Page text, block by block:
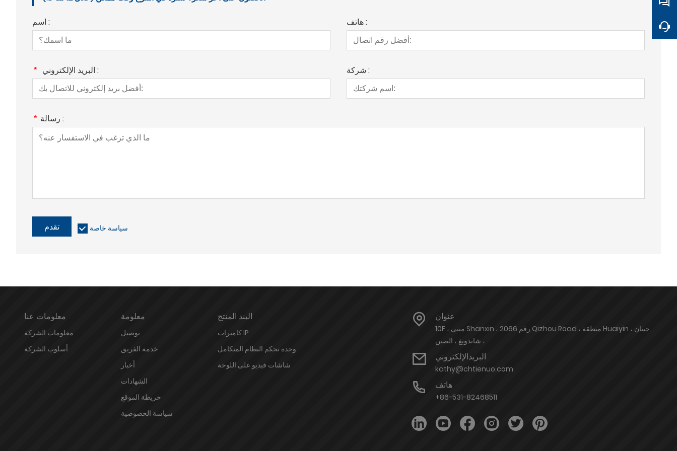
اسم : هاتف :
* البريد الإلكتروني : شركة :
* رسالة :
تقدم سياسة خاصة
معلومات عنا
معلومات الشركة
أسلوب الشركة
معلومة
توصيل
خدمة الفريق
أخبار
الشهادات
خريطة الموقع
سياسة الخصوصية
البند المنتج
كاميرات IP
وحدة تحكم النظام المتكامل
شاشات فيديو على اللوحة
عنوان
10F ، مبنى Shanxin ، رقم 2066 Qizhou Road ، منطقة Huaiyin ، جينان
، شاندونغ ، الصين
البريدالإلكتروني
kathy@chtienuo.com
هاتف
+86-531-82468511